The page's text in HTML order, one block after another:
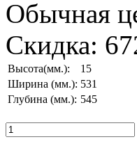
Обычная
Скидка:
Высота(мм.):
15
Ширина (мм.): 531
Глубина (мм.): 545